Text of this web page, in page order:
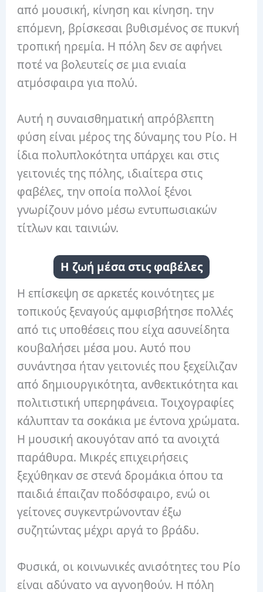
από μουσική, κίνηση και κίνηση. την
επόμενη, βρίσκεσαι βυθισμένος σε πυκνή
τροπική ηρεμία. Η πόλη δεν σε αφήνει
ποτέ να βολευτείς σε μια ενιαία
ατμόσφαιρα για πολύ.
Αυτή η συναισθηματική απρόβλεπτη
φύση είναι μέρος της δύναμης του Ρίο. Η
ίδια πολυπλοκότητα υπάρχει και στις
γειτονιές της πόλης, ιδιαίτερα στις
φαβέλες, την οποία πολλοί ξένοι
γνωρίζουν μόνο μέσω εντυπωσιακών
τίτλων και ταινιών.
Η ζωή μέσα στις φαβέλες
Η επίσκεψη σε αρκετές κοινότητες με
τοπικούς ξεναγούς αμφισβήτησε πολλές
από τις υποθέσεις που είχα ασυνείδητα
κουβαλήσει μέσα μου. Αυτό που
συνάντησα ήταν γειτονιές που ξεχείλιζαν
από δημιουργικότητα, ανθεκτικότητα και
πολιτιστική υπερηφάνεια. Τοιχογραφίες
κάλυπταν τα σοκάκια με έντονα χρώματα.
Η μουσική ακουγόταν από τα ανοιχτά
παράθυρα. Μικρές επιχειρήσεις
ξεχύθηκαν σε στενά δρομάκια όπου τα
παιδιά έπαιζαν ποδόσφαιρο, ενώ οι
γείτονες συγκεντρώνονταν έξω
συζητώντας μέχρι αργά το βράδυ.
Φυσικά, οι κοινωνικές ανισότητες του Ρίο
είναι αδύνατο να αγνοηθούν. Η πόλη